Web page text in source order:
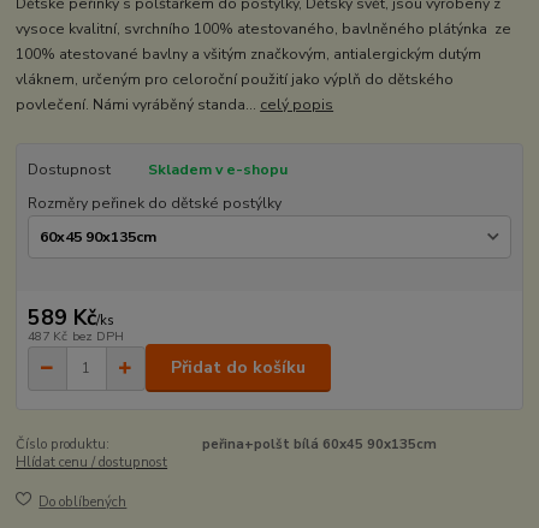
vysoce kvalitní, svrchního 100% atestovaného, bavlněného plátýnka ze
100% atestované bavlny a všitým značkovým, antialergickým dutým
vláknem, určeným pro celoroční použití jako výplň do dětského
povlečení. Námi vyráběný standa... celý popis
Dostupnost
Skladem v e-shopu
Rozměry peřinek do dětské postýlky
589 Kč/ks
487 Kč bez DPH
Přidat do košíku
Číslo produktu:
peřina+polšt bílá 60x45 90x135cm
Hlídat cenu / dostupnost
Do oblíbených